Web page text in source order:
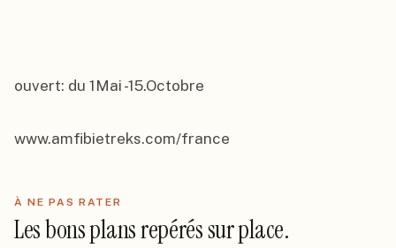
ouvert: du 1Mai -15.Octobre
www.amfibietreks.com/france
À NE PAS RATER
Les bons plans repérés sur place.